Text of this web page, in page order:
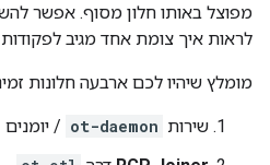
מפוצל באותו חלון מסוף. אפשר
לראות איך צומת אחד מגיב
מומלץ שיהיו לכם ארבעה חלונות
שירות ot-daemon / יומנים